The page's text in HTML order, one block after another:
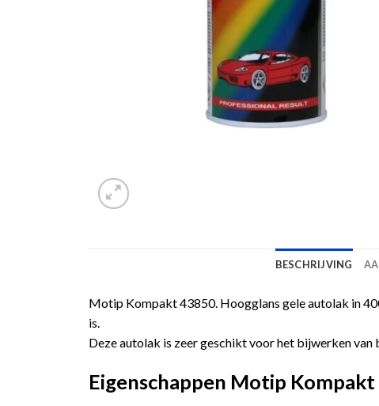
BESCHRIJVING
Motip Kompakt 43850. Hoogglans gele autolak in
is.
Deze autolak is zeer geschikt voor het bijwerken
Eigenschappen Motip